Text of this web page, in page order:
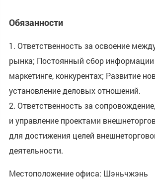
Обязанности
1. Ответственность за освоение
рынка; Постоянный сбор информации
маркетинге, конкурентах; Развитие
установление деловых отношений.
2. Ответственность за
и управление проектами
для достижения целей
деятельности.
Местоположение офиса: Шэньчжэнь